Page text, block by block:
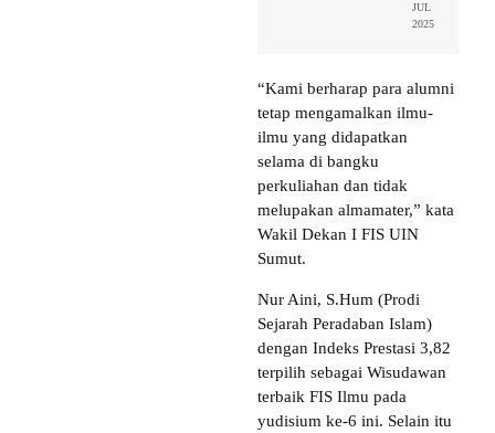
JUL
2025
“Kami berharap para alumni
tetap mengamalkan ilmu-
ilmu yang didapatkan
selama di bangku
perkuliahan dan tidak
melupakan almamater,” kata
Wakil Dekan I FIS UIN
Sumut.
Nur Aini, S.Hum (Prodi
Sejarah Peradaban Islam)
dengan Indeks Prestasi 3,82
terpilih sebagai Wisudawan
terbaik FIS Ilmu pada
yudisium ke-6 ini. Selain itu